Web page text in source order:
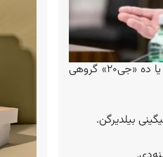
امریکا قوشمه ایالتلری نینگ تشقی ایشلر وزیری مارکو روبیو، دنیا ۲۰ ییریک اقتصادی مملکتی یا ده «جی‌۲۰» گروهی
بیلدیرگن.